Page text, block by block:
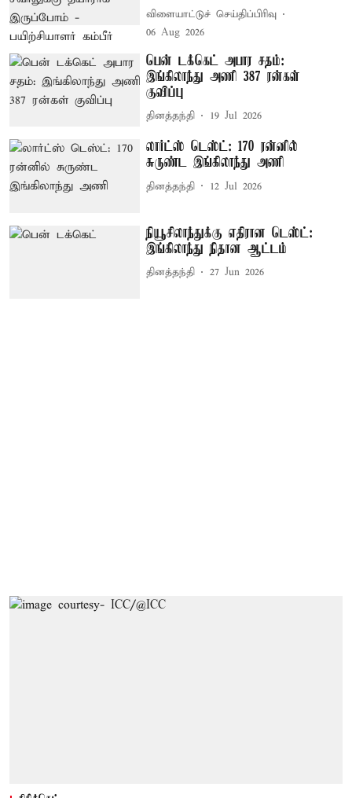
விளையாட்டுச் செய்திப்பிரிவு
06 Aug 2026
பென் டக்கெட் அபார சதம்:
இங்கிலாந்து அணி 387 ரன்கள்
குவிப்பு
தினத்தந்தி 19 Jul 2026
லார்ட்ஸ் டெஸ்ட்: 170 ரன்னில்
சுருண்ட இங்கிலாந்து அணி
தினத்தந்தி 12 Jul 2026
நியூசிலாந்துக்கு எதிரான டெஸ்ட்:
இங்கிலாந்து நிதான ஆட்டம்
தினத்தந்தி 27 Jun 2026